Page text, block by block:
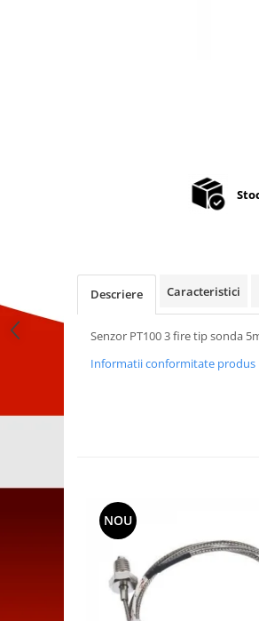
Descriere Caracteristici
Senzor PT100 3 fire tip sonda
Informatii conformitate produs
NOU